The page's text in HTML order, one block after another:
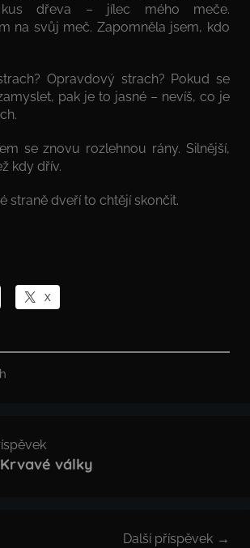
kus dřeva – jílec mého meče.
na svůj meč. Zapomněla jsem, kdo
Opravdový strach? Pokud se
pak je to jasné – nevíš, co je
se znovu rozlehnou rány. Silnější,
kdy dřív.
straně dveří to chtějí skončit.
X
války
Další příspěvek